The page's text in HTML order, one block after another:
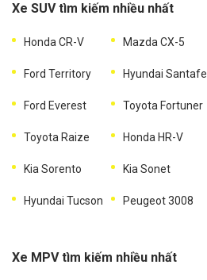
Xe SUV tìm kiếm nhiều nhất
Honda CR-V Mazda CX-5
Ford Territory Hyundai Santafe
Ford Everest Toyota Fortuner
Toyota Raize Honda HR-V
Kia Sorento Kia Sonet
Hyundai Tucson Peugeot 3008
Xe MPV tìm kiếm nhiều nhất